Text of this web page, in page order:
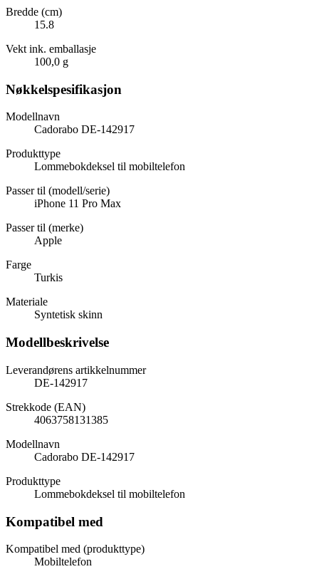
Bredde (cm)
15.8
Vekt ink. emballasje
100,0 g
Nøkkelspesifikasjon
Modellnavn
Cadorabo DE-142917
Produkttype
Lommebokdeksel til mobiltelefon
Passer til (modell/serie)
iPhone 11 Pro Max
Passer til (merke)
Apple
Farge
Turkis
Materiale
Syntetisk skinn
Modellbeskrivelse
Leverandørens artikkelnummer
DE-142917
Strekkode (EAN)
4063758131385
Modellnavn
Cadorabo DE-142917
Produkttype
Lommebokdeksel til mobiltelefon
Kompatibel med
Kompatibel med (produkttype)
Mobiltelefon